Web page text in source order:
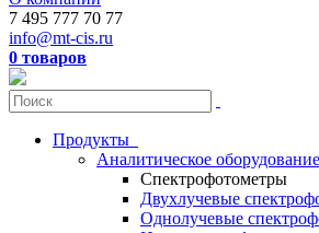
7 495 777 70 77
info@mt-cis.ru
0 товаров
Продукты
Аналитическое оборудование
Спектрофотометры
Двухлучевые
Однолучевые